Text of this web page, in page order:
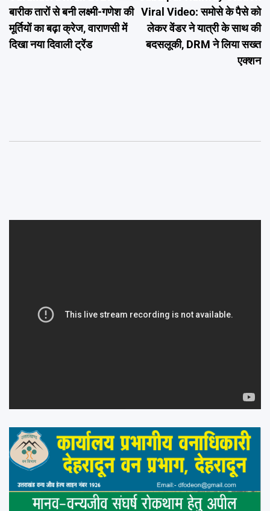
बारीक तारों से बनी लक्ष्मी-गणेश की
मूर्तियों का बढ़ा क्रेज, वाराणसी में
दिखा नया दिवाली ट्रेंड
Viral Video: समोसे के पैसे को
लेकर वेंडर ने यात्री के साथ की
बदसलूकी, DRM ने लिया सख्त
एक्शन